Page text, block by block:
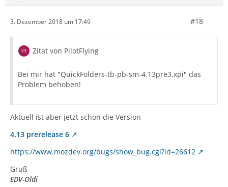
3. Dezember 2018 um 17:49 #18
Zitat von PilotFlying
Bei mir hat "QuickFolders-tb-pb-sm-4.13pre3.xpi" das
Problem behoben!
Aktuell ist aber jetzt schon die Version
4.13 prerelease 6
https://www.mozdev.org/bugs/show_bug.cgi?id=26612
Gruß
EDV-Oldi